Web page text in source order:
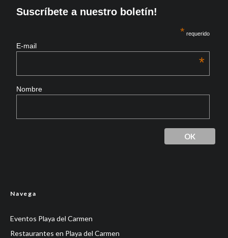
Suscríbete a nuestro boletín!
* requerido
E-mail
*
Nombre
Navega
Eventos Playa del Carmen
Restaurantes en Playa del Carmen